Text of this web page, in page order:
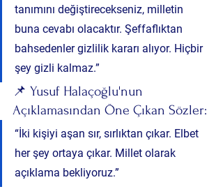
tanımını değiştirecekseniz, milletin
buna cevabı olacaktır. Şeffaflıktan
bahsedenler gizlilik kararı alıyor. Hiçbir
şey gizli kalmaz.”
📌 Yusuf Halaçoğlu'nun
Açıklamasından Öne Çıkan Sözler:
“İki kişiyi aşan sır, sırlıktan çıkar. Elbet
her şey ortaya çıkar. Millet olarak
açıklama bekliyoruz.”